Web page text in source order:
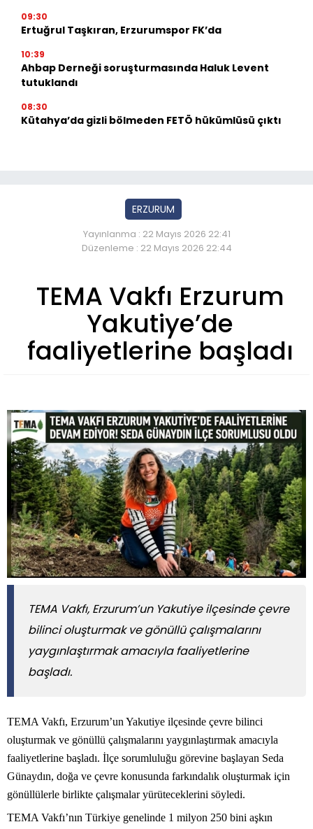
09:30
Ertuğrul Taşkıran, Erzurumspor FK’da
10:39
Ahbap Derneği soruşturmasında Haluk Levent
tutuklandı
08:30
Kütahya’da gizli bölmeden FETÖ hükümlüsü çıktı
ERZURUM
Yayınlanma : 22 Mayıs 2026 22:41
Düzenleme : 22 Mayıs 2026 22:44
TEMA Vakfı Erzurum
Yakutiye’de
faaliyetlerine başladı
TEMA Vakfı, Erzurum’un Yakutiye ilçesinde çevre
bilinci oluşturmak ve gönüllü çalışmalarını
yaygınlaştırmak amacıyla faaliyetlerine
başladı.
TEMA Vakfı, Erzurum’un Yakutiye ilçesinde çevre bilinci
oluşturmak ve gönüllü çalışmalarını yaygınlaştırmak amacıyla
faaliyetlerine başladı. İlçe sorumluluğu görevine başlayan Seda
Günaydın, doğa ve çevre konusunda farkındalık oluşturmak için
gönüllülerle birlikte çalışmalar yürüteceklerini söyledi.
TEMA Vakfı’nın Türkiye genelinde 1 milyon 250 bini aşkın